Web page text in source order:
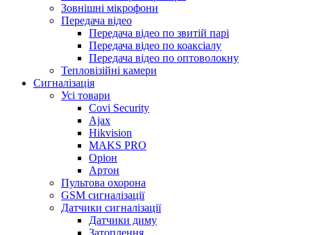
Зовнішні мікрофони
Передача відео
Передача відео по звитій парі
Передача відео по коаксіалу
Передача відео по оптоволокну
Тепловізійні камери
Cигналізація
Усі товари
Covi Security
Ajax
Hikvision
MAKS PRO
Оріон
Артон
Пультова охорона
GSM сигналізації
Датчики сигналізації
Датчики диму
Затоплення